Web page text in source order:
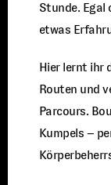
Stunde. Egal
etwas
Hier lernt ihr
Routen und
Parcours.
Kumpels –